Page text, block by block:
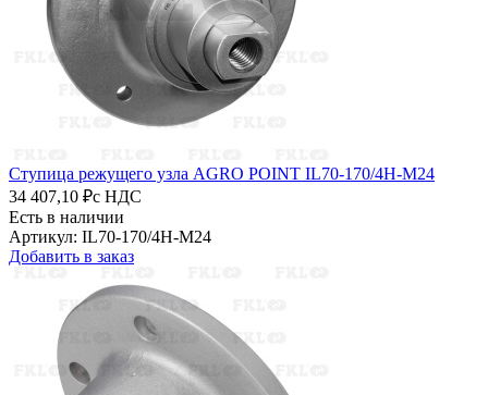
Ступица режущего узла AGRO POINT IL70-170/4H-M24
34 407,10 ₽с НДС
Есть в наличии
Артикул: IL70-170/4H-M24
Добавить в заказ